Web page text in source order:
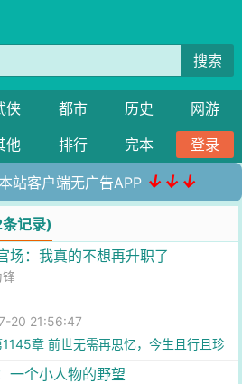
搜索
侠 都市 历史
网游
他 排行 完本 登录
站客户端无广告APP ↓↓↓
记录)
场：我真的不想再升职了
锋
20 21:56:47
1145章 前世无需再思忆，今生且行且珍
一个小人物的野望